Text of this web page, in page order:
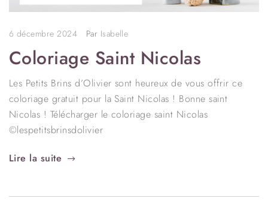
6 décembre 2024 Par Isabelle
Coloriage Saint Nicolas
Les Petits Brins d’Olivier sont heureux de vous offrir ce
coloriage gratuit pour la Saint Nicolas ! Bonne saint
Nicolas ! Télécharger le coloriage saint Nicolas
©lespetitsbrinsdolivier
Lire la suite